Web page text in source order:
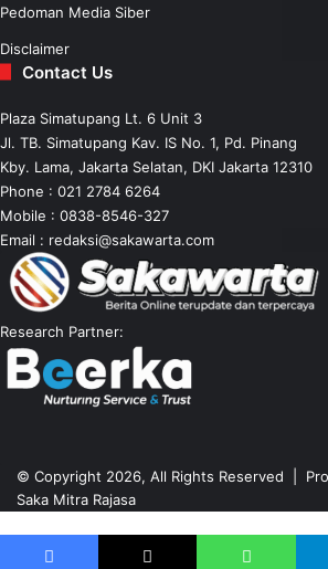
Pedoman Media Siber
Disclaimer
Contact Us
Plaza Simatupang Lt. 6 Unit 3
Jl. TB. Simatupang Kav. IS No. 1, Pd. Pinang
Kby. Lama, Jakarta Selatan, DKI Jakarta 12310
Phone : 021 2784 6264
Mobile : 0838-8546-327
Email : redaksi@sakawarta.com
Research Partner:
© Copyright 2026, All Rights Reserved |
Saka Mitra Rajasa